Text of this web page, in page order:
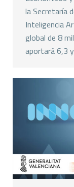
la Secretaría
Inteligencia
global de 8
aportará 6,3